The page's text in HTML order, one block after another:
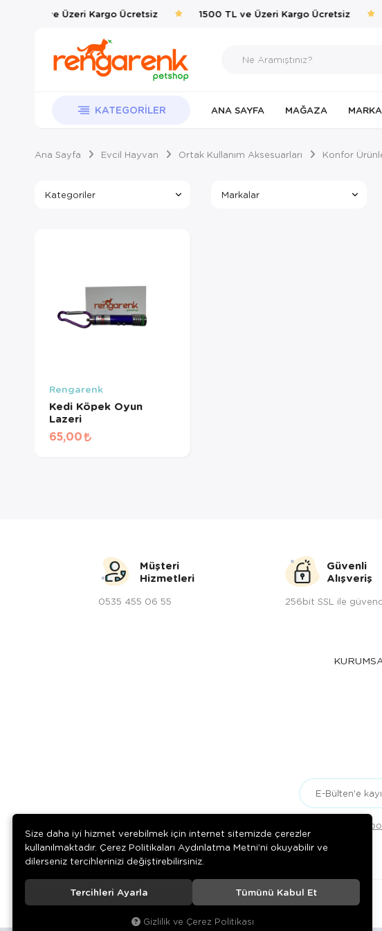
1500 TL ve Üzeri Kargo Ücretsiz 1500 TL ve Üzeri Kargo Ücretsiz
KATEGORILER ANA SAYFA MAĞAZA
Ana Sayfa Evcil Hayvan Ortak Kullanım Aksesuarları Konfor
Kategoriler Markalar
Rengarenk
Kedi Köpek Oyun
Lazeri
65,00
Müşteri
Hizmetleri
0535 455 06 55
Güvenli
Alışveriş
256bit SSL ile
Gizlilik
© 2020Rengarenk Pet Shop. Tüm hakları saklıdır.
Size daha iyi hizmet verebilmek için internet sitemizde çerezler
kullanılmaktadır. Çerez Politikaları Aydınlatma Metni’ni okuyabilir ve
dilerseniz tercihlerinizi değiştirebilirsiniz.
Tercihleri Ayarla Tümünü Kabul Et
Gizlilik ve Çerez Politikası